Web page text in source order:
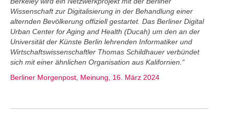
Wissenschaft zur Digitalisierung in der Behandlung einer
alternden Bevölkerung offiziell gestartet. Das Berliner Digital
Urban Center for Aging and Health (Ducah) um den an der
Universität der Künste Berlin lehrenden Informatiker und
Wirtschaftswissenschaftler Thomas Schildhauer verbündet
sich mit einer ähnlichen Organisation aus Kalifornien.“
Berliner Morgenpost, Meinung, 16. März 2024